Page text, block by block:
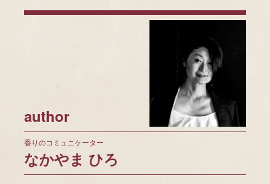
author
香りのコミュニケーター
なかやま ひろ